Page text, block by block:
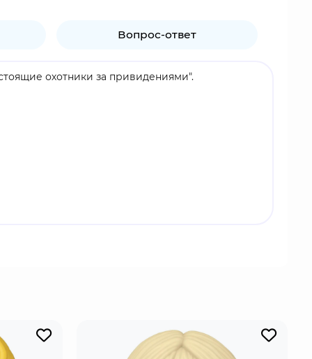
Вопрос-ответ
охотники за привидениями".